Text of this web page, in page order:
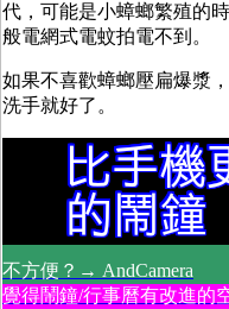
代，可能是小蟑螂繁殖的
般電網式電蚊拍電不到。
如果不喜歡蟑螂壓扁爆漿
洗手就好了。
不方便？→ AndCamera
覺得鬧鐘/行事曆有改進的